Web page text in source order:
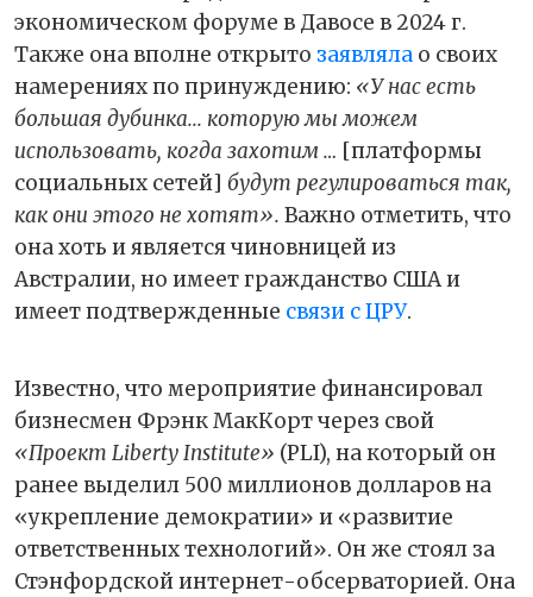
экономическом форуме в Давосе в 2024 г.
Также она вполне открыто заявляла о своих
намерениях по принуждению: «У нас есть
большая дубинка... которую мы можем
использовать, когда захотим … [платформы
социальных сетей] будут регулироваться так,
как они этого не хотят». Важно отметить, что
она хоть и является чиновницей из
Австралии, но имеет гражданство США и
имеет подтвержденные связи с ЦРУ.
Известно, что мероприятие финансировал
бизнесмен Фрэнк МакКорт через свой
«Проект Liberty Institute» (PLI), на который он
ранее выделил 500 миллионов долларов на
«укрепление демократии» и «развитие
ответственных технологий». Он же стоял за
Стэнфордской интернет-обсерваторией. Она